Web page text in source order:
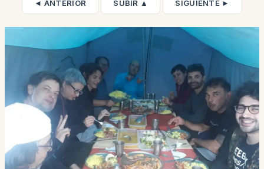
◄ ANTERIOR SUBIR ▲ SIGUIENTE ►